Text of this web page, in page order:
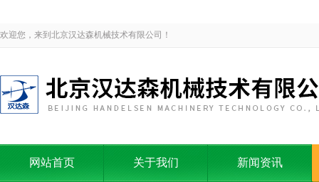
欢迎您，来到北京汉达森机械技术有限公司！
网站首页 关于我们 新闻资讯